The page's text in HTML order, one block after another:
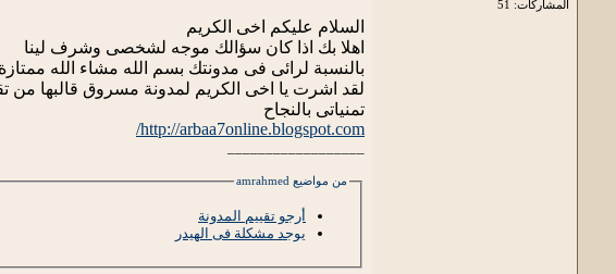
المشاركات: 51
السلام عليكم اخى الكريم
اهلا بك اذا كان سؤالك موجه لشخصى وشرف لينا
بالنسبة لرائى فى مدونتك بسم الله مشاء الله
لقد اشرت يا اخى الكريم لمدونة مسروق قالبها
تمنياتى بالنجاح
http://arbaa7online.blogspot.com/
من مواضيع amrahmed
أرجو تقييم المدونة
يوجد مشكلة فى الهيدر